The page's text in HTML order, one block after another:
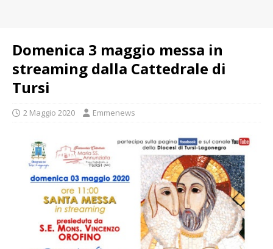
Domenica 3 maggio messa in
streaming dalla Cattedrale di
Tursi
2 Maggio 2020 Emmenews